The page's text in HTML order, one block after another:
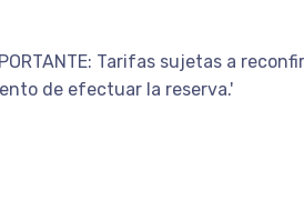
Tarifas sujetas a
de efectuar la reserva.'